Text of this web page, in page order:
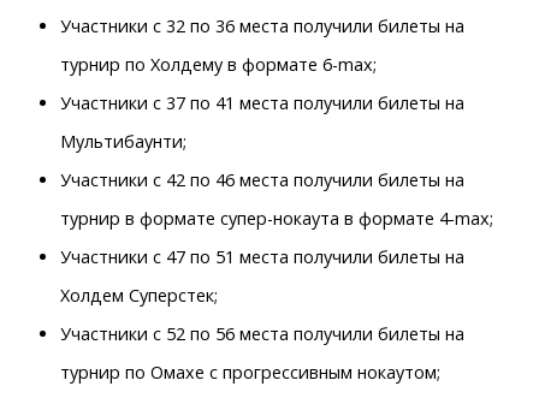
Участники с 32 по 36 места получили билеты на
турнир по Холдему в формате 6-max;
Участники с 37 по 41 места получили билеты на
Мультибаунти;
Участники с 42 по 46 места получили билеты на
турнир в формате супер-нокаута в формате 4-max;
Участники с 47 по 51 места получили билеты на
Холдем Суперстек;
Участники с 52 по 56 места получили билеты на
турнир по Омахе с прогрессивным нокаутом;